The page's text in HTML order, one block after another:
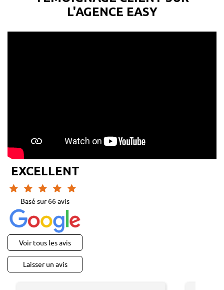
L'AGENCE EASY
EXCELLENT
Basé sur66avis
Voir tous les avis
Laisser un avis